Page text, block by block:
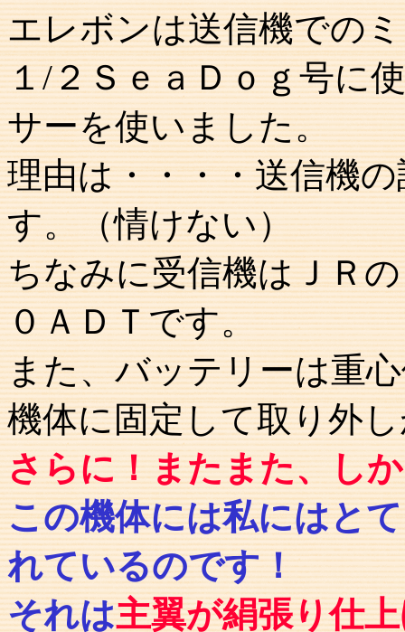
エレボンは送信機での
１/２ＳｅａＤｏｇ号に
サーを使いました。
理由は・・・・送信機
す。（情けない）
ちなみに受信機はＪＲ
０ＡＤＴです。
また、バッテリーは重
機体に固定して取り外
さらに！またまた、し
この機体には私にはと
れているのです！
それは主翼が絹張り仕